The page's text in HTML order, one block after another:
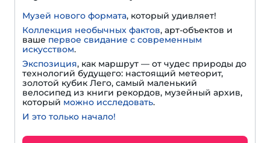
Музей нового формата, который удивляет!
Коллекция необычных фактов, арт-объектов и
ваше первое свидание с современным
искусством.
Экспозиция, как маршрут — от чудес природы до
технологий будущего: настоящий метеорит,
золотой кубик Лего, самый маленький
велосипед из книги рекордов, музейный архив,
который можно исследовать.
И это только начало!